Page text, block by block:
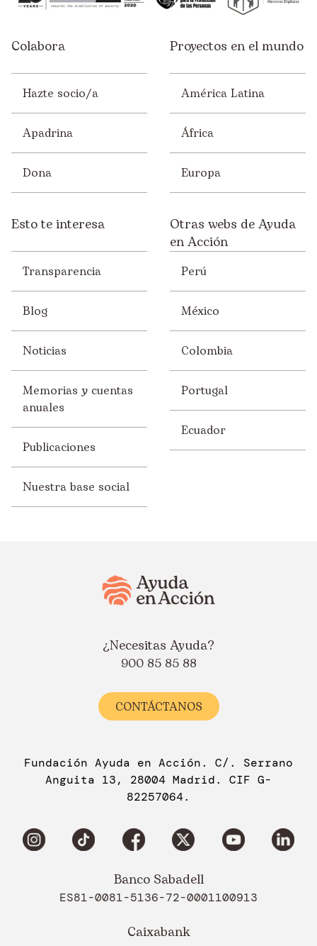
España
Guatemala
Honduras
India
Kenia
Malawi
Mali
México
Mozambique
Nicaragua
Níger
Paraguay
Perú
Uganda
Colabora
Hazte socio/a
Apadrina
Dona
Proyectos en el mundo
América Latina
África
Europa
Esto te interesa
Transparencia
Blog
Noticias
Memorias y cuentas
anuales
Publicaciones
Nuestra base social
Otras webs de Ayuda
en Acción
Perú
México
Colombia
Portugal
Ecuador
¿Necesitas Ayuda?
900 85 85 88
CONTÁCTANOS
Fundación Ayuda en Acción. C/. Serrano
Anguita 13, 28004 Madrid. CIF G-
82257064.
Banco Sabadell
ES81-0081-5136-72-0001100913
Caixabank